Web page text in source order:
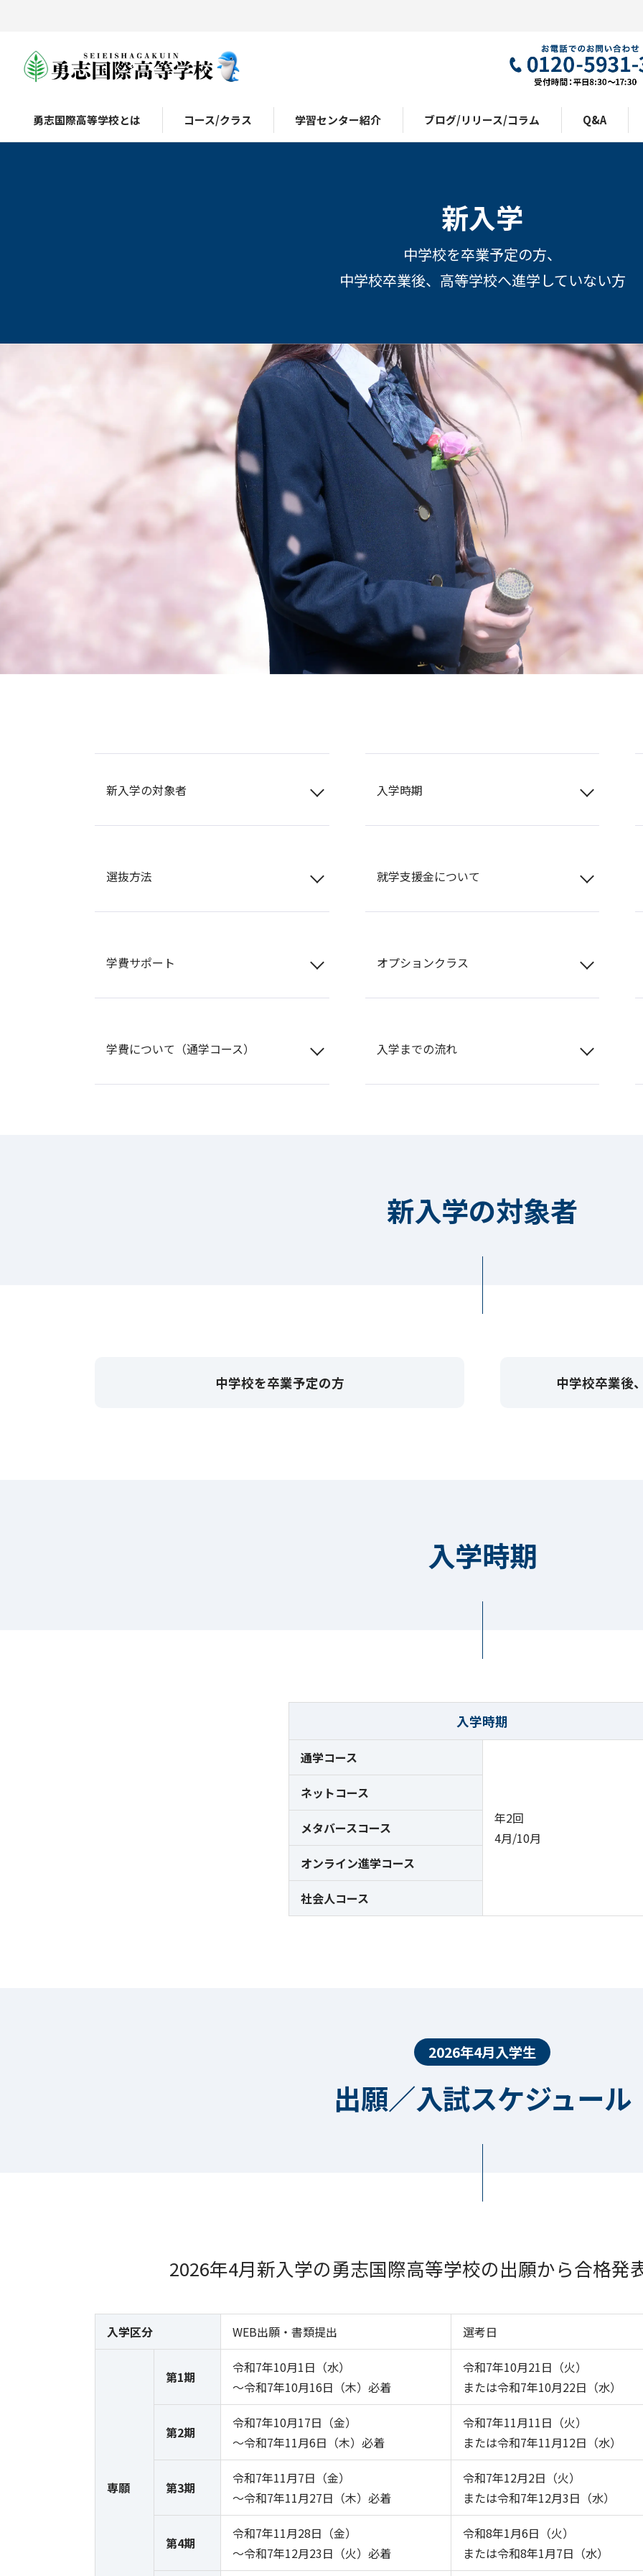
勇志国際高等学校とは コース/クラス 学習センター紹介 ブログ/リリース/コラム Q&A
新入学
中学校を卒業予定の方、
中学校卒業後、高等学校へ進学していない方
新入学の対象者 入学時期
選抜方法 就学支援金について
学費サポート オプションクラス
学費について（通学コース） 入学までの流れ
新入学の対象者
中学校を卒業予定の方 中学校卒業後
入学時期
入学時期
通学コース
年2回
4月/10月
ネットコース
メタバースコース
オンライン進学コース
社会人コース
2026年4月入学生
出願／入試スケジュール
2026年4月新入学の勇志国際高等学校の出願から合格発
入学区分 WEB出願・書類提出 選考日
専願
第1期
令和7年10月1日（水）
～令和7年10月16日（木）必着
令和7年10月21日（火）
または令和7年10月22日（水）
第2期
令和7年10月17日（金）
～令和7年11月6日（木）必着
令和7年11月11日（火）
または令和7年11月12日（水）
第3期
令和7年11月7日（金）
～令和7年11月27日（木）必着
令和7年12月2日（火）
または令和7年12月3日（水）
第4期
令和7年11月28日（金）
～令和7年12月23日（火）必着
令和8年1月6日（火）
または令和8年1月7日（水）